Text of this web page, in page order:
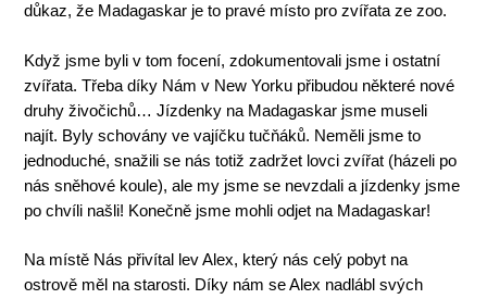
důkaz, že Madagaskar je to pravé místo pro zvířata ze zoo.
Když jsme byli v tom focení, zdokumentovali jsme i ostatní
zvířata. Třeba díky Nám v New Yorku přibudou některé nové
druhy živočichů… Jízdenky na Madagaskar jsme museli
najít. Byly schovány ve vajíčku tučňáků. Neměli jsme to
jednoduché, snažili se nás totiž zadržet lovci zvířat (házeli po
nás sněhové koule), ale my jsme se nevzdali a jízdenky jsme
po chvíli našli! Konečně jsme mohli odjet na Madagaskar!
Na místě Nás přivítal lev Alex, který nás celý pobyt na
ostrově měl na starosti. Díky nám se Alex nadlábl svých